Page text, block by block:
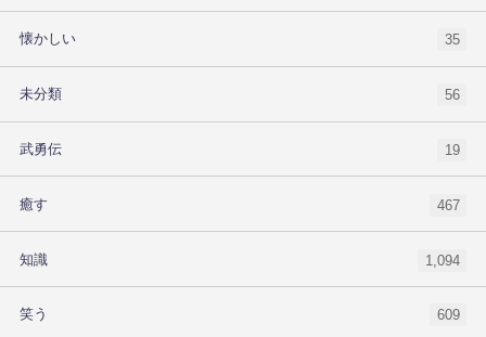
懐かしい 35
未分類 56
武勇伝 19
癒す 467
知識 1,094
笑う 609